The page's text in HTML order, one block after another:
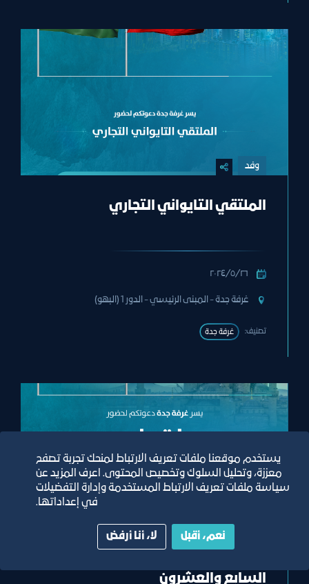
وفد
الملتقي التايواني التجاري
٢٦‏/٥‏/٢٠٢٤
غرفة جدة - المبنى الرئيسي - الدور 1 (البهو)
تصنيف: غرفة جدة
السابع والعشرون
يستخدم موقعنا ملفات تعريف الارتباط لمنحك تجربة تصفح
معززة، وتحليل السلوك وتخصيص المحتوى. اعرف المزيد عن
سياسة ملفات تعريف الارتباط المستخدمة وإدارة التفضيلات
في إعداداتها.
نعم، أقبل لا، أنا أرفض